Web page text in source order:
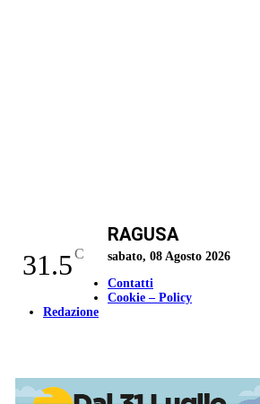
31.5C
RAGUSA
sabato, 08 Agosto 2026
Contatti
Cookie – Policy
Redazione